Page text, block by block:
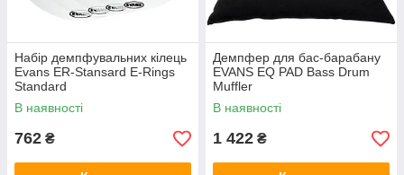
Набір демпфувальних кілець
Evans ER-Stansard E-Rings
Standard
В наявності
762 ₴
Демпфер для бас-барабану
EVANS EQ PAD Bass Drum
Muffler
В наявності
1 422 ₴